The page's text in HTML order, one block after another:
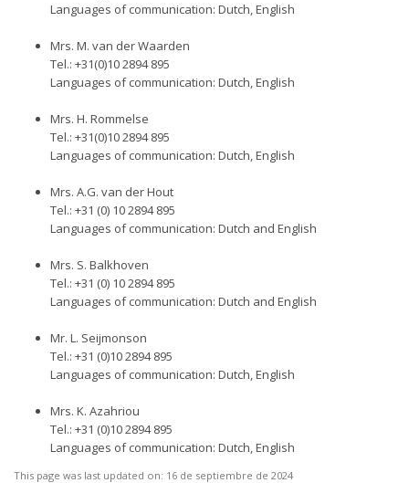
Languages of communication: Dutch, English
Mrs. M. van der Waarden
Tel.: +31(0)10 2894 895
Languages of communication: Dutch, English
Mrs. H. Rommelse
Tel.: +31(0)10 2894 895
Languages of communication: Dutch, English
Mrs. A.G. van der Hout
Tel.: +31 (0) 10 2894 895
Languages of communication: Dutch and English
Mrs. S. Balkhoven
Tel.: +31 (0) 10 2894 895
Languages of communication: Dutch and English
Mr. L. Seijmonson
Tel.: +31 (0)10 2894 895
Languages of communication: Dutch, English
Mrs. K. Azahriou
Tel.: +31 (0)10 2894 895
Languages of communication: Dutch, English
This page was last updated on: 16 de septiembre de 2024